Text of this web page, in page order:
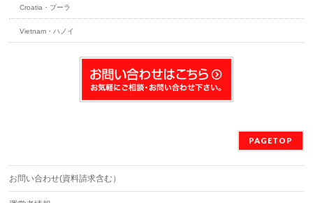
Croatia・プーラ
Vietnam・ハノイ
PAGETOP
お問い合わせ(資料請求含む）